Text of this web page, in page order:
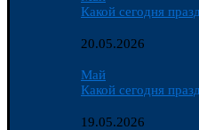
Какой сегодня
20.05.2026
Май
Какой сегодня
19.05.2026